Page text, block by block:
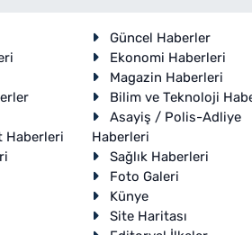
Güncel Haberler
Ekonomi Haberleri
Magazin Haberleri
Bilim ve Teknoloji
Haberleri
Asayiş / Polis-Adliye
Haberleri
Sağlık Haberleri
Foto Galeri
Künye
Site Haritası